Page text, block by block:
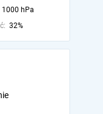
1000 hPa
32%